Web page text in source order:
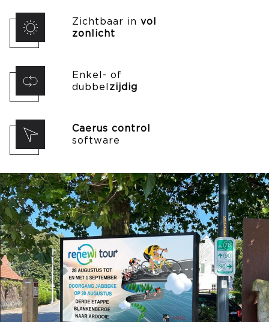
Zichtbaar in vol
zonlicht
Enkel- of
dubbel zijdig
Caerus control
software